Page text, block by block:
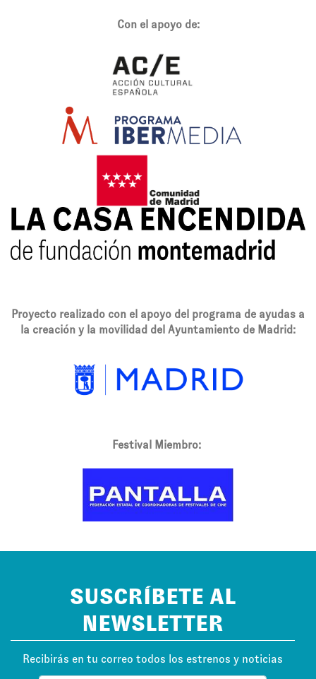
Con el apoyo de:
Proyecto realizado con el apoyo del programa de ayudas a
la creación y la movilidad del Ayuntamiento de Madrid:
Festival Miembro:
SUSCRÍBETE AL
NEWSLETTER
Recibirás en tu correo todos los estrenos y noticias